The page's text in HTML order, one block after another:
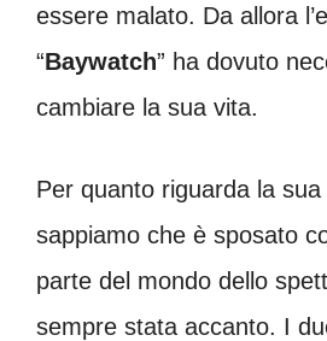
essere malato. Da allora
“Baywatch” ha dovuto
cambiare la sua vita.
Per quanto riguarda la
sappiamo che è sposato
parte del mondo dello
sempre stata accanto. I